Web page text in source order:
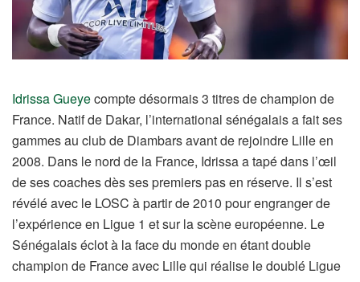
Idrissa Gueyecompte désormais 3 titres de champion de
France. Natif de Dakar, l’international sénégalais a fait ses
gammes au club de Diambars avant de rejoindre Lille en
2008. Dans le nord de la France, Idrissa a tapé dans l’œil
de ses coaches dès ses premiers pas en réserve. Il s’est
révélé avec le LOSC à partir de 2010 pour engranger de
l’expérience en Ligue 1 et sur la scène européenne. Le
Sénégalais éclot à la face du monde en étant double
champion de France avec Lille qui réalise le doublé Ligue